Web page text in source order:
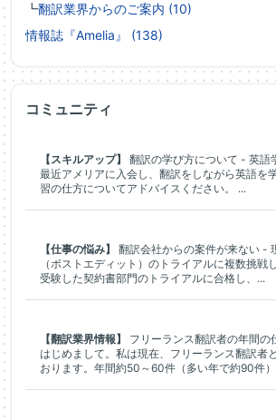
┗翻訳業界からのご案内 (10)
情報誌『Amelia』 (138)
コミュニティ
【スキルアップ】
翻訳の学び方について - 英語
最近アメリアに入会し、翻訳をしながら英語を
習の仕方についてアドバイスください。 ...
【仕事の悩み】
翻訳会社からの案件が来ない -
（ポストエディット）のトライアルに複数挑戦
受験した契約書部門のトライアルに合格し、...
【翻訳業界情報】
フリーランス翻訳者の年間の
はじめまして。私は現在、フリーランス翻訳者
おります。年間約50～60件（多い年で約90件